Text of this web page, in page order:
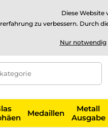
⭐Siehe 504 verifizierte
Medaillen
Metall
Ausgabe
Diese Website
zu verbessern. Durch
Nur notwendig